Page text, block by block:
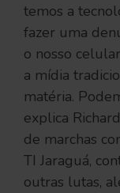
temos a
fazer uma
o nosso
a mídia
matéria.
explica
de marchas
TI Jaraguá,
outras lutas,